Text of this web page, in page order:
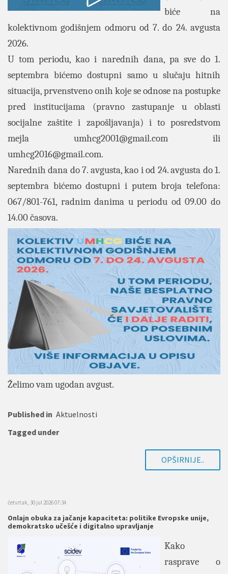
biće na
kolektivnom godišnjem odmoru od 7. do 24. avgusta
2026.
U tom periodu, kao i narednih dana, pa sve do 1.
septembra bićemo dostupni samo u slučaju hitnih
situacija, prvenstveno onih koje se odnose na postupke
pred institucijama (pravno zastupanje u oblasti
socijalne zaštite i zapošljavanja) i to posredstvom
mejla umhcg2001@gmail.com ili
umhcg2016@gmail.com.
Narednih dana do 7. avgusta, kao i od 24. avgusta do 1.
septembra bićemo dostupni i putem broja telefona:
067/801-761, radnim danima u periodu od 09.00 do
14.00 časova.
Želimo vam ugodan avgust.
Published in Aktuelnosti
Tagged under
OPŠIRNIJE..
četvrtak, 30 jul 2026 07:34
Onlajn obuka za jačanje kapaciteta: politike Evropske unije,
demokratsko učešće i digitalno upravljanje
Kako
rasprave o